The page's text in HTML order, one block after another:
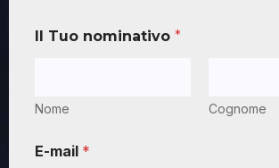
Il Tuo nominativo *
Nome Cognome
E-mail *